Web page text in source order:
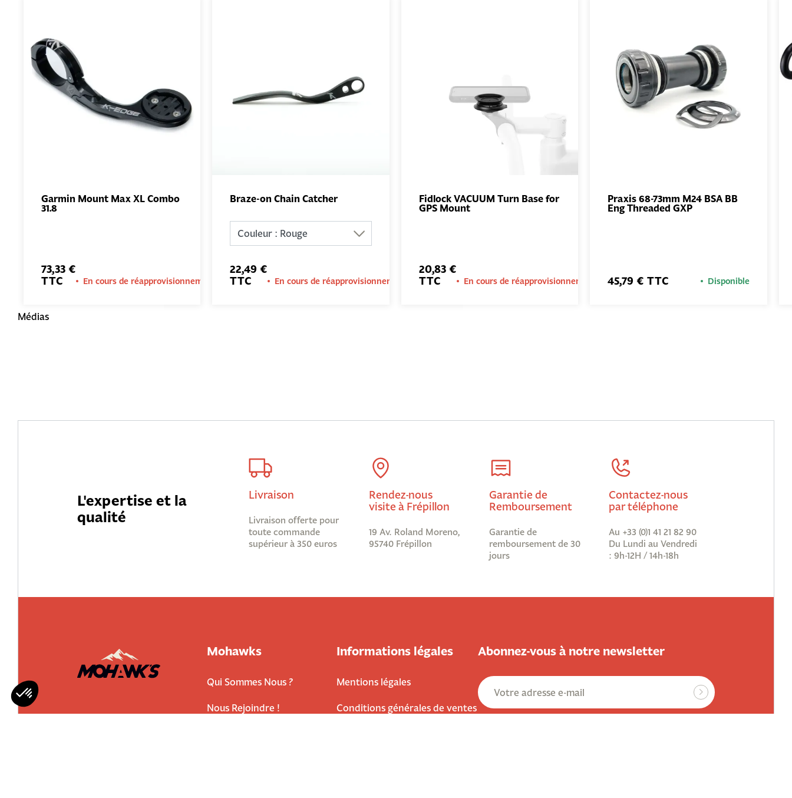
Garmin Mount Max XL Combo
31.8
73,33 €
TTC
En cours de réapprovisionnement
AU PANIER
Braze-on Chain Catcher
22,49 €
TTC
En cours de réapprovisionnement
Fidlock VACUUM Turn Base for
GPS Mount
20,83 €
TTC
En cours de réapprovisionnement
Praxis 68-73mm M24 BSA BB
Eng Threaded GXP
45,79 € TTC Disponible
Médias
L'expertise et la
qualité
Livraison
Livraison offerte pour
toute commande
supérieur à 350 euros
Rendez-nous
visite à Frépillon
19 Av. Roland Moreno,
95740 Frépillon
Garantie de
Remboursement
Garantie de
remboursement de 30
jours
Contactez-nous
par téléphone
Au +33 (0)1 41 21 82 90
Du Lundi au Vendredi
: 9h-12H / 14h-18h
Mohawks
Qui Sommes Nous ?
Nous Rejoindre !
Informations légales
Mentions légales
Conditions générales de ventes
Abonnez-vous à notre newsletter